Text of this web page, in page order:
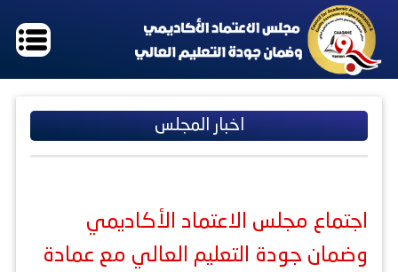
اخبار المجلس
اجتماع مجلس الاعتماد الأكاديمي
وضمان جودة التعليم العالي مع عمادة